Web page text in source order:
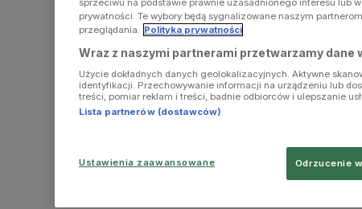
sprzeciwu na podstawie prawnie uzasadnionego interesu lub
prywatności. Te wybory będą sygnalizowane naszym
przeglądania. Polityka prywatności
Wraz z naszymi partnerami przetwarzamy dane
Użycie dokładnych danych geolokalizacyjnych. Aktywne
identyfikacji. Przechowywanie informacji na urządzeniu lub
treści, pomiar reklam i treści, badnie odbiorców i ulepszanie
Lista partnerów (dostawców)
Ustawienia zaawansowane Odrzucenie